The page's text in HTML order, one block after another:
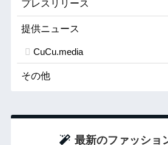
プレスリリース
提供ニュース
CuCu.media
その他
最新のファッショ